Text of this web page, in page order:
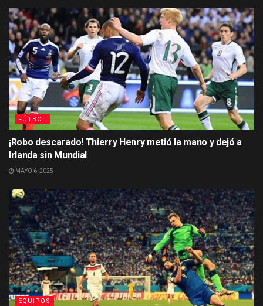
FÚTBOL
¡Robo descarado! Thierry Henry metió la mano y dejó a
Irlanda sin Mundial
MAYO 6, 2025
EQUIPOS